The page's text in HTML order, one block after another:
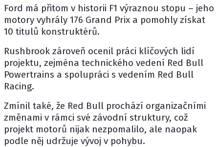
Ford má přitom v historii F1 výraznou stopu – jeho
motory vyhrály 176 Grand Prix a pomohly získat
10 titulů konstruktérů.
Rushbrook zároveň ocenil práci klíčových lidí
projektu, zejména technického vedení Red Bull
Powertrains a spolupráci s vedením Red Bull
Racing.
Zmínil také, že Red Bull prochází organizačními
změnami v rámci své závodní struktury, což
projekt motorů nijak nezpomalilo, ale naopak
podle něj udržuje vývoj v pohybu.